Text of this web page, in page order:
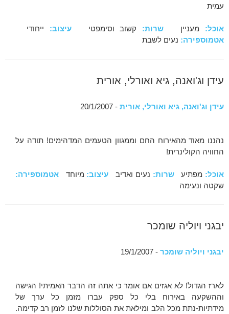
עמית
אוכל: מעניין שרות: קשוב וסימפטיעיצוב: ייחודי
אטמוספירה: נעים לשבת
עידן וג'ואנה, גיא ואורלי, אורית
עידן וג'ואנה, גיא ואורלי, אורית - 20/1/2007
נהננו מאוד מהאירוח החם וממגוון הטעמים המדהימים! תודה על
החוויה הקולינרית!
אוכל: מפתיעשרות: נעים ואדיב עיצוב: מיוחד אטמוספירה:
שקטה ונעימה
יבגני ויוליה שומכר
יבגני ויוליה שומכר - 19/1/2007
לארז הגדול! לא אגזים אם אומר כי אתה זה הדבר האמיתי! הגישה
וההשקעה באירוח בלי כל ספק עברו מזמן כל ערך של
מידתיות-נתת מכל הלב ומילאת את הסוללות שלנו לזמן רב קדימה.